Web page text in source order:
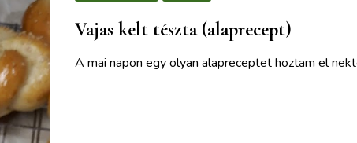
Vajas kelt tészta (alaprecept)
A mai napon egy olyan alapreceptet hoztam el